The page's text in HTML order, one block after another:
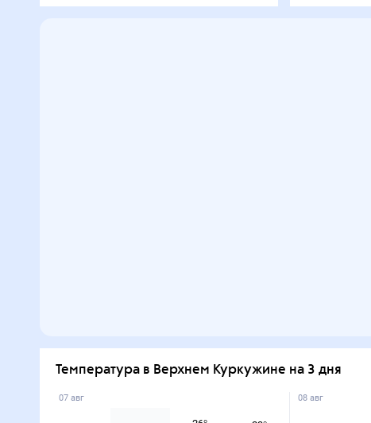
Температура в Верхнем Куркужине на 3 дня
07 авг 08 авг